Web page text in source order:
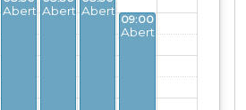
AbertoAbertoAberto
09:00 - 14:30
Aberto